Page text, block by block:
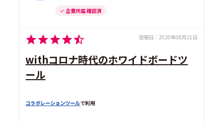
企業所属 確認済
投稿日： 2020年08月21日
withコロナ時代のホワイドボードツ
ール
コラボレーションツールで利用